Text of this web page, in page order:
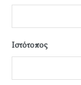
Ιστότοπος